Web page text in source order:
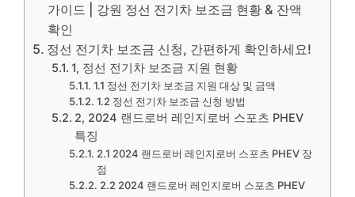
가이드 | 강원 정선 전기차 보조금 현황 & 잔액
확인
정선 전기차 보조금 신청, 간편하게 확인하세요!
1, 정선 전기차 보조금 지원 현황
1.1 정선 전기차 보조금 지원 대상 및 금액
1.2 정선 전기차 보조금 신청 방법
2, 2024 랜드로버 레인지로버 스포츠 PHEV
특징
2.1 2024 랜드로버 레인지로버 스포츠 PHEV 장
점
2.2 2024 랜드로버 레인지로버 스포츠 PHEV